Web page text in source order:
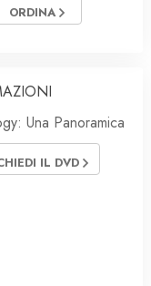
ORDINA
Una Panoramica
IL DVD